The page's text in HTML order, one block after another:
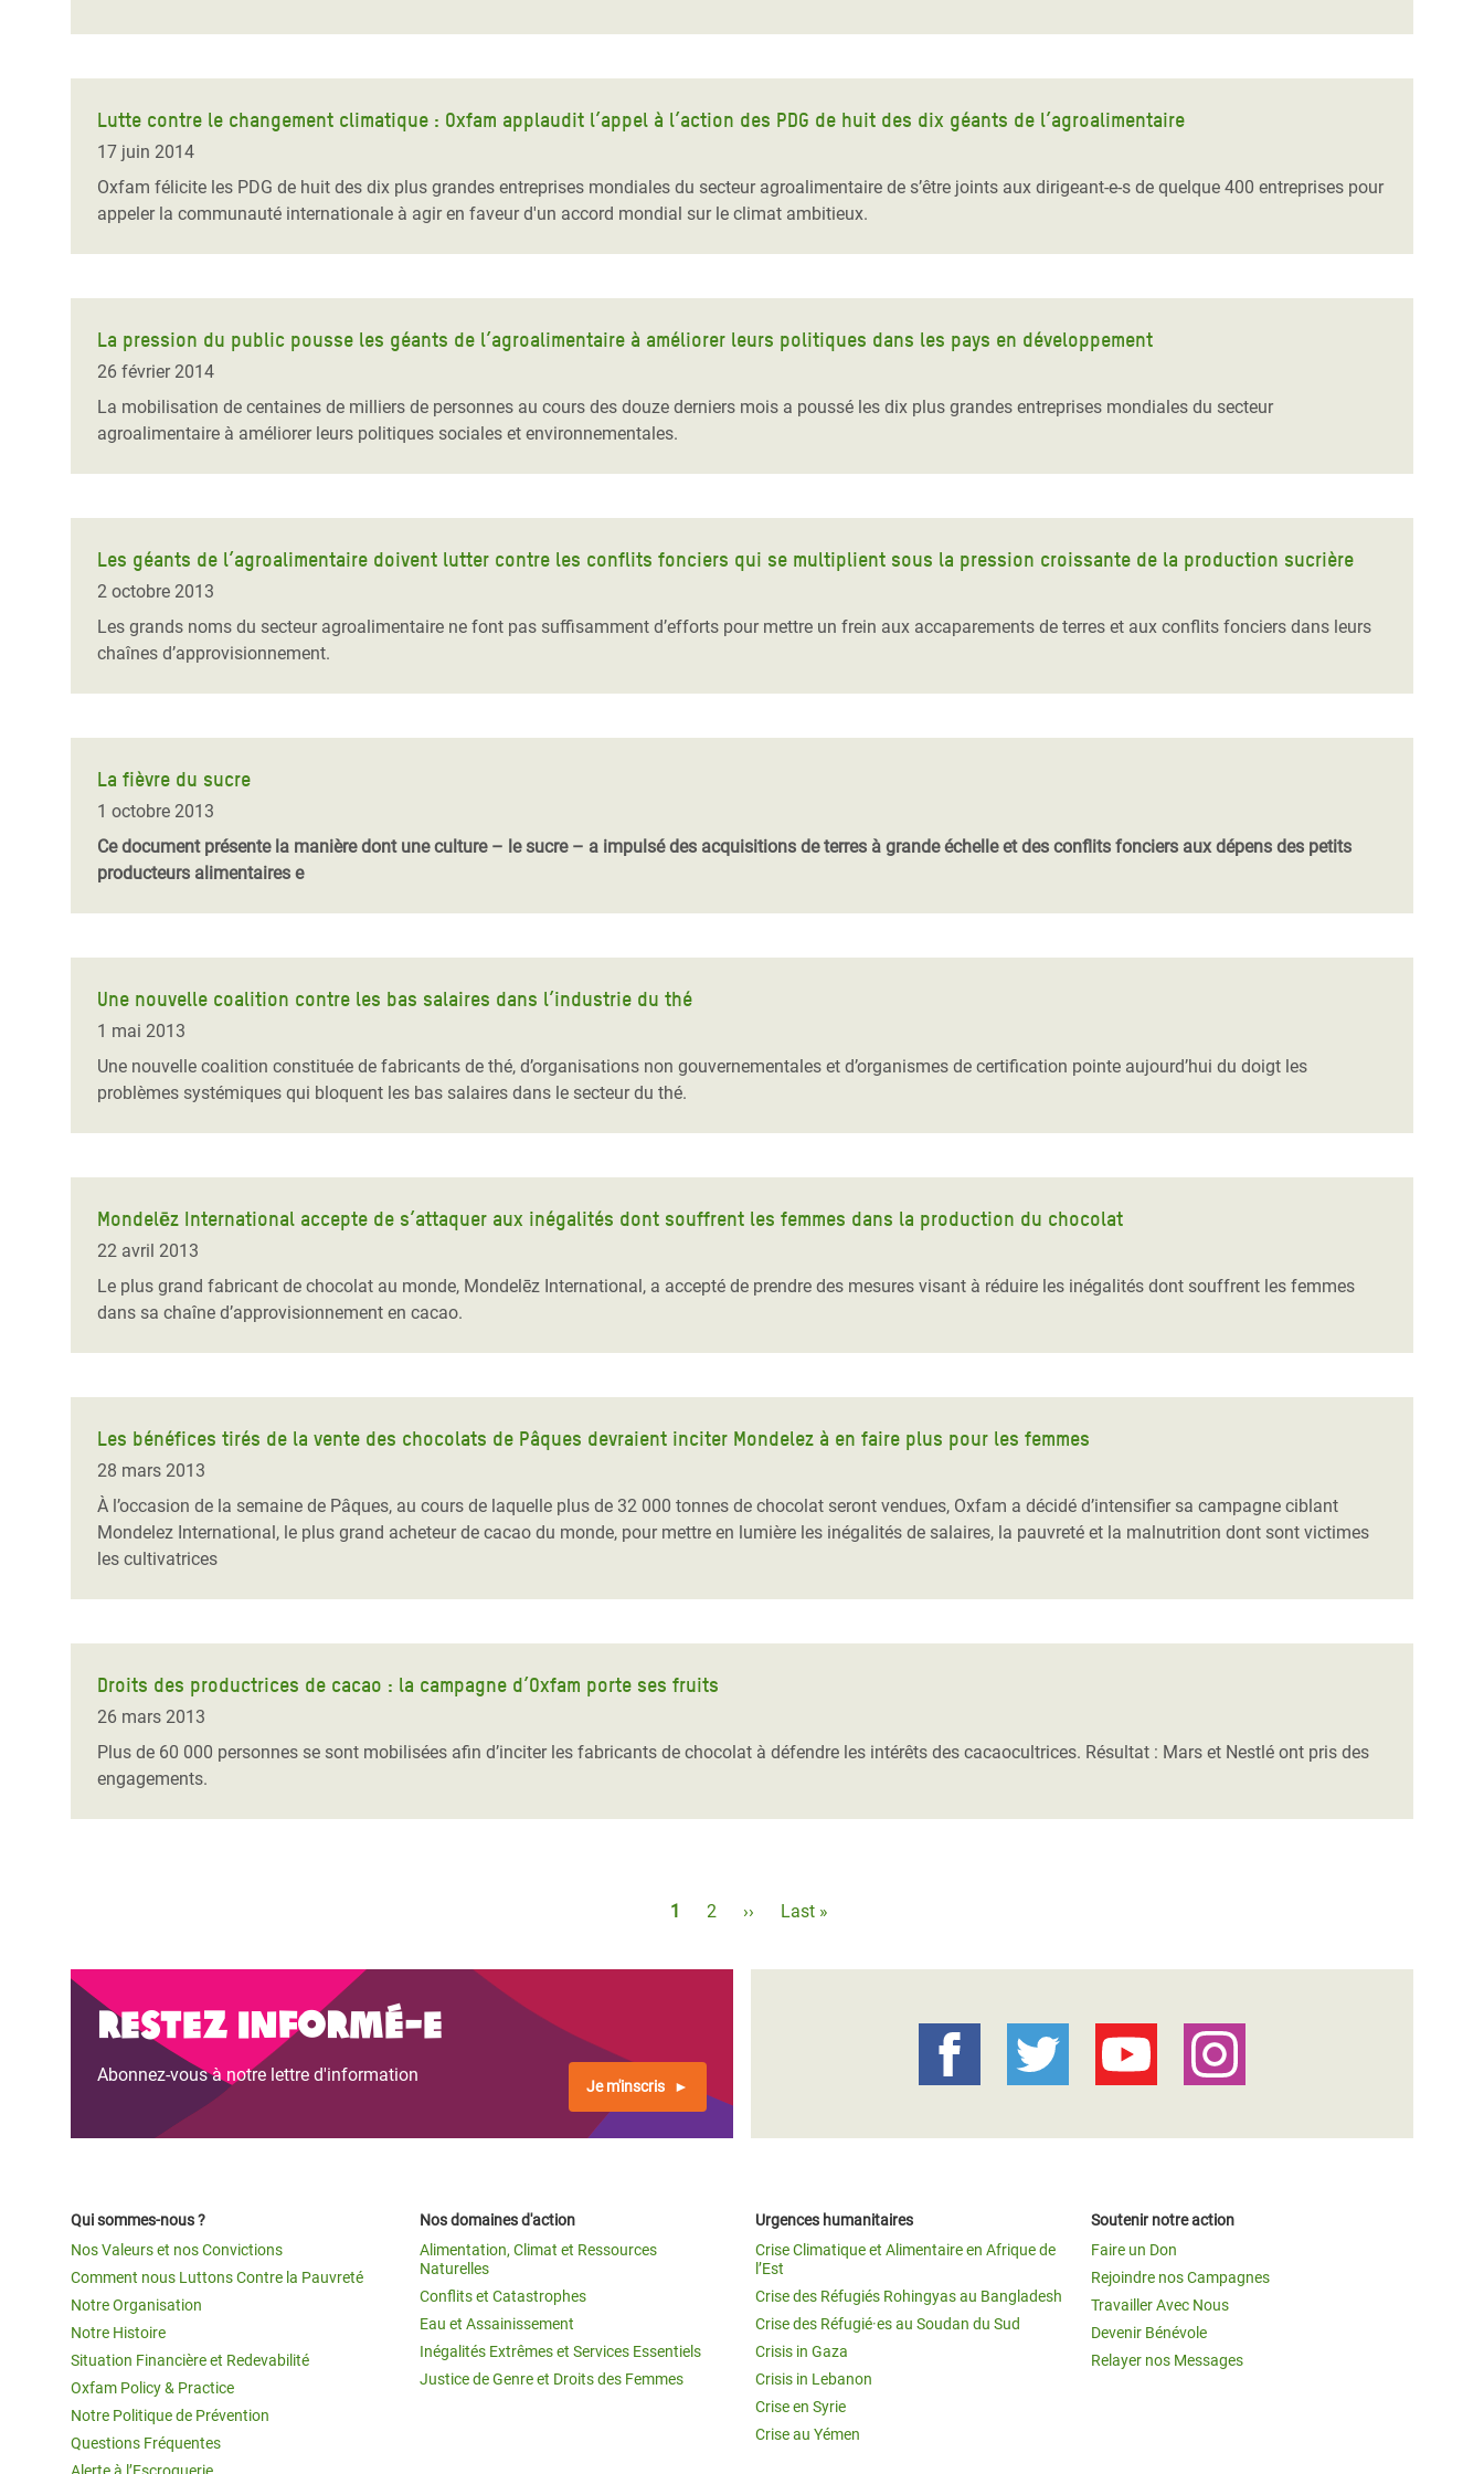
Lutte contre le changement climatique : Oxfam applaudit l’appel à l’action des PDG de huit des dix géants de l’agroalimentaire
17 juin 2014
Oxfam félicite les PDG de huit des dix plus grandes entreprises mondiales du secteur agroalimentaire de s’être joints aux dirigeant-e-s de quelque 400 entreprises pour
appeler la communauté internationale à agir en faveur d'un accord mondial sur le climat ambitieux.
La pression du public pousse les géants de l’agroalimentaire à améliorer leurs politiques dans les pays en développement
26 février 2014
La mobilisation de centaines de milliers de personnes au cours des douze derniers mois a poussé les dix plus grandes entreprises mondiales du secteur
agroalimentaire à améliorer leurs politiques sociales et environnementales.
Les géants de l’agroalimentaire doivent lutter contre les conflits fonciers qui se multiplient sous la pression croissante de la production sucrière
2 octobre 2013
Les grands noms du secteur agroalimentaire ne font pas suffisamment d’efforts pour mettre un frein aux accaparements de terres et aux conflits fonciers dans leurs
chaînes d’approvisionnement.
La fièvre du sucre
1 octobre 2013
Ce document présente la manière dont une culture – le sucre – a impulsé des acquisitions de terres à grande échelle et des conflits fonciers aux dépens des petits
producteurs alimentaires e
Une nouvelle coalition contre les bas salaires dans l’industrie du thé
1 mai 2013
Une nouvelle coalition constituée de fabricants de thé, d’organisations non gouvernementales et d’organismes de certification pointe aujourd’hui du doigt les
problèmes systémiques qui bloquent les bas salaires dans le secteur du thé.
Mondelēz International accepte de s’attaquer aux inégalités dont souffrent les femmes dans la production du chocolat
22 avril 2013
Le plus grand fabricant de chocolat au monde, Mondelēz International, a accepté de prendre des mesures visant à réduire les inégalités dont souffrent les femmes
dans sa chaîne d’approvisionnement en cacao.
Les bénéfices tirés de la vente des chocolats de Pâques devraient inciter Mondelez à en faire plus pour les femmes
28 mars 2013
À l’occasion de la semaine de Pâques, au cours de laquelle plus de 32 000 tonnes de chocolat seront vendues, Oxfam a décidé d’intensifier sa campagne ciblant
Mondelez International, le plus grand acheteur de cacao du monde, pour mettre en lumière les inégalités de salaires, la pauvreté et la malnutrition dont sont victimes
les cultivatrices
Droits des productrices de cacao : la campagne d’Oxfam porte ses fruits
26 mars 2013
Plus de 60 000 personnes se sont mobilisées afin d’inciter les fabricants de chocolat à défendre les intérêts des cacaocultrices. Résultat : Mars et Nestlé ont pris des
engagements.
Page
1 Page
2
Page
››
Dernière
Last »
Restez informé-e
Abonnez-vous à notre lettre d'information
Je m'inscris
Qui sommes-nous ?
Nos Valeurs et nos Convictions
Comment nous Luttons Contre la Pauvreté
Notre Organisation
Notre Histoire
Situation Financière et Redevabilité
Oxfam Policy & Practice
Notre Politique de Prévention
Questions Fréquentes
Nos domaines d'action
Alimentation, Climat et Ressources
Naturelles
Conflits et Catastrophes
Eau et Assainissement
Inégalités Extrêmes et Services Essentiels
Justice de Genre et Droits des Femmes
Urgences humanitaires
Crise Climatique et Alimentaire en Afrique de
l’Est
Crise des Réfugiés Rohingyas au Bangladesh
Crise des Réfugié·es au Soudan du Sud
Crisis in Gaza
Crisis in Lebanon
Crise en Syrie
Crise au Yémen
Soutenir notre action
Faire un Don
Rejoindre nos Campagnes
Travailler Avec Nous
Devenir Bénévole
Relayer nos Messages